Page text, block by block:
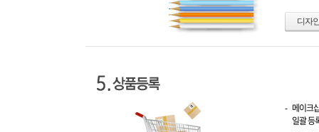
디자
-
메이크
일괄 등